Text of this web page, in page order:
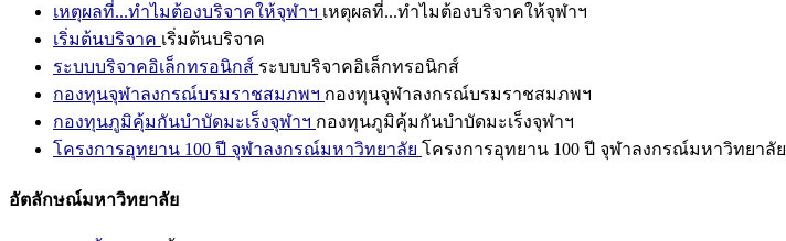
เหตุผลที่...ทำไมต้องบริจาคให้จุฬาฯ เหตุผลที่...ทำไมต้องบริจาคให้จุฬาฯ
เริ่มต้นบริจาค เริ่มต้นบริจาค
ระบบบริจาคอิเล็กทรอนิกส์ ระบบบริจาคอิเล็กทรอนิกส์
กองทุนจุฬาลงกรณ์บรมราชสมภพฯ กองทุนจุฬาลงกรณ์บรมราชสมภพฯ
กองทุนภูมิคุ้มกันบำบัดมะเร็งจุฬาฯ กองทุนภูมิคุ้มกันบำบัดมะเร็งจุฬาฯ
โครงการอุทยาน 100 ปี จุฬาลงกรณ์มหาวิทยาลัย โครงการอุทยาน 100 ปี จุฬาลงกรณ์มหาวิทยาลัย
อัตลักษณ์มหาวิทยาลัย